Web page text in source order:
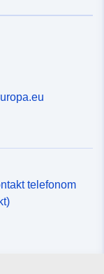
telefonom